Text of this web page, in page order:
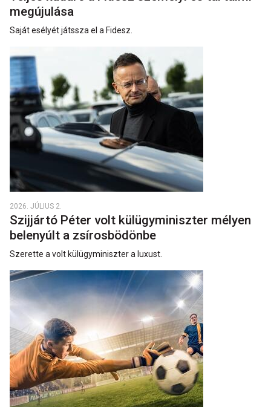
megújulása
Saját esélyét játssza el a Fidesz.
2026. JÚLIUS 2.
Szijjártó Péter volt külügyminiszter mélyen
belenyúlt a zsírosbödönbe
Szerette a volt külügyminiszter a luxust.